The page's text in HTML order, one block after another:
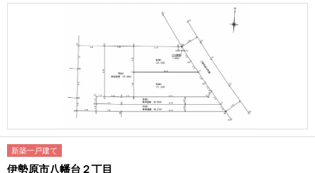
新築一戸建て
伊勢原市八幡台２丁目